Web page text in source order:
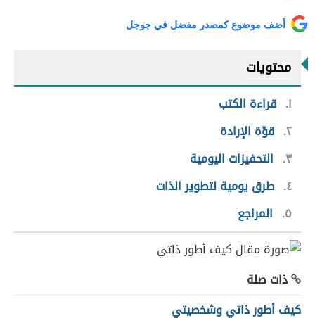
أضف موضوع كمصدر مفضل في جوجل
محتويات
١ قراءة الكتب
٢ قوّة الإرادة
٣
التحفيزات اليومية
٤ طرق يومية لتطوير الذات
٥
المراجع
ذات صلة
كيف أطور ذاتي وشخصيتي